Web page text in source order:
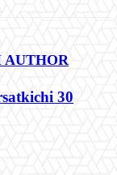
AUTHOR
30